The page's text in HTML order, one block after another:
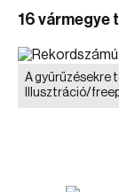
16 vármegye
A gyűrűzésekre
Illusztráció/